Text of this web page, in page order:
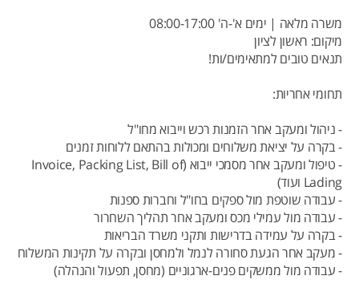
משרה מלאה | ימים א'-ה' 08:00-17:00
מיקום: ראשון לציון
תנאים טובים למתאימים/ות!
תחומי אחריות:
- ניהול ומעקב אחר הזמנות רכש וייבוא מחו"ל
- בקרה על יציאת משלוחים ומכולות בהתאם ללוחות זמנים
- טיפול ומעקב אחר מסמכי ייבוא (Invoice, Packing List, Bill of
Lading ועוד)
- עבודה שוטפת מול ספקים בחו"ל וחברות ספנות
- עבודה מול עמילי מכס ומעקב אחר תהליך השחרור
- בקרה על עמידה בדרישות ותקני משרד הבריאות
- מעקב אחר הגעת סחורה לנמל ולמחסן ובקרה על תקינות המשלוח
- עבודה מול ממשקים פנים-ארגוניים (מחסן, תפעול והנהלה)